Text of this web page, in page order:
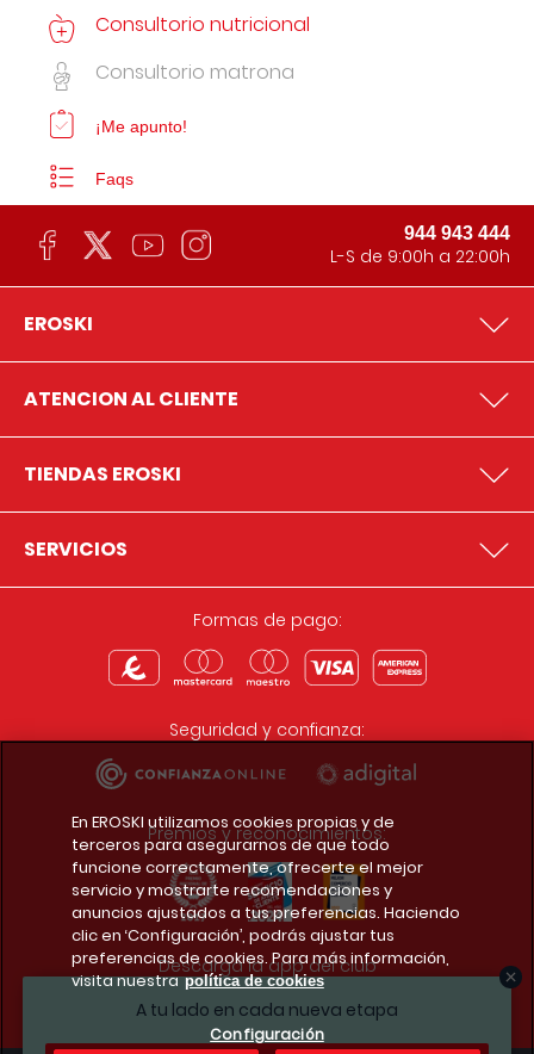
A tu lado en cada nueva etapa
Consultorio nutricional
Consultorio matrona
¡Me apunto!
Faqs
944 943 444
L-S de 9:00h a 22:00h
EROSKI
ATENCION AL CLIENTE
TIENDAS EROSKI
SERVICIOS
Formas de pago:
Seguridad y confianza:
Premios y reconocimientos:
Descarga la app del club
En EROSKI utilizamos cookies propias y de
terceros para asegurarnos de que todo
funcione correctamente, ofrecerte el mejor
servicio y mostrarte recomendaciones y
anuncios ajustados a tus preferencias. Haciendo
clic en ‘Configuración’, podrás ajustar tus
preferencias de cookies. Para más información,
visita nuestra política de cookies
Configuración